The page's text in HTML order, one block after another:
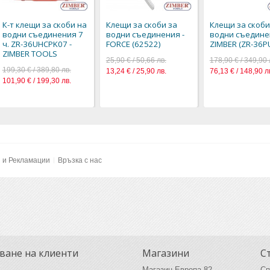
К-т клещи за скоби на
водни съединения 7
ч. ZR-36UHCPK07 -
ZIMBER TOOLS
199,30 € / 389,80 лв.
101,90 € / 199,30 лв.
Клещи за скоби за
водни съединения -
FORCE (62522)
25,90 € / 50,66 лв.
13,24 € / 25,90 лв.
Клещи за
водни
ZIMBER (ZR-
178,90 € / 349,90
76,13 € / 148,90
и Рекламации Връзка с нас
на клиенти Магазини